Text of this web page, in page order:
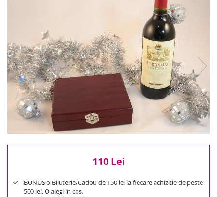
Bijuterii Copii
Bijuterii Mirese
Selectii
Reduceri
Cele mai noi
Cele mai vandute
Cele mai votate
Cu video
200 Lei - 300 Lei
300 Lei - 500 Lei
110 Lei
BONUS o Bijuterie/Cadou de 150 lei la fiecare achizitie de peste
500 lei. O alegi in cos.